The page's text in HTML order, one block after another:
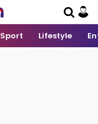
Sport Lifestyle